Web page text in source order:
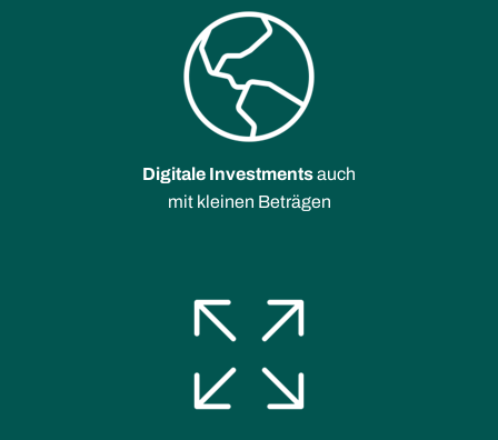
Digitale Investmentsauch
mit kleinen Beträgen